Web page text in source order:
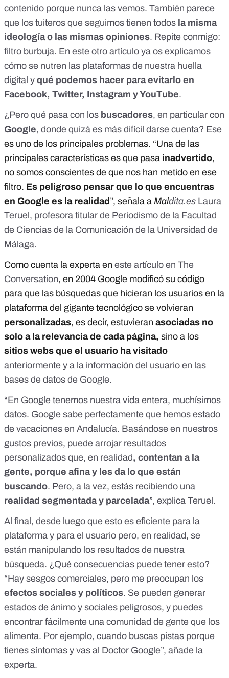
contenido porque nunca las vemos. También parece
que los tuiteros que seguimos tienen todos la misma
ideología o las mismas opiniones. Repite conmigo:
filtro burbuja. En este otro artículo ya os explicamos
cómo se nutren las plataformas de nuestra huella
digital y qué podemos hacer para evitarlo en
Facebook, Twitter, Instagram y YouTube.
¿Pero qué pasa con los buscadores, en particular con
Google, donde quizá es más difícil darse cuenta? Ese
es uno de los principales problemas. “Una de las
principales características es que pasa inadvertido,
no somos conscientes de que nos han metido en ese
filtro. Es peligroso pensar que lo que encuentras
en Google es la realidad ”, señala a Maldita.es Laura
Teruel , profesora titular de Periodismo de la Facultad
de Ciencias de la Comunicación de la Universidad de
Málaga.
Como cuenta la experta en este artículo en The
Conversation, en 2004 Google modificó su código
para que las búsquedas que hicieran los usuarios en la
plataforma del gigante tecnológico se volvieran
personalizadas, es decir, estuvieran asociadas no
solo a la relevancia de cada página, sino a los
sitios webs que el usuario ha visitado
anteriormente y a la información del usuario en las
bases de datos de Google.
“En Google tenemos nuestra vida entera, muchísimos
datos. Google sabe perfectamente que hemos estado
de vacaciones en Andalucía. Basándose en nuestros
gustos previos, puede arrojar resultados
personalizados que, en realidad, contentan a la
gente, porque afina y les da lo que están
buscando. Pero, a la vez, estás recibiendo una
realidad segmentada y parcelada”, explica Teruel.
Al final, desde luego que esto es eficiente para la
plataforma y para el usuario pero, en realidad, se
están manipulando los resultados de nuestra
búsqueda. ¿Qué consecuencias puede tener esto?
“Hay sesgos comerciales, pero me preocupan los
efectos sociales y políticos. Se pueden generar
estados de ánimo y sociales peligrosos, y puedes
encontrar fácilmente una comunidad de gente que los
alimenta. Por ejemplo, cuando buscas pistas porque
tienes síntomas y vas al Doctor Google”, añade la
experta.